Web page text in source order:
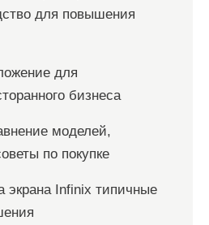
для повышения
для
бизнеса
моделей,
по покупке
экрана Infinix типичные